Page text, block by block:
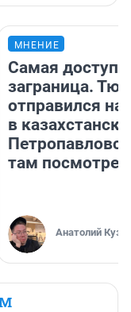
МНЕНИЕ
Самая
заграница.
отправился
в
там
Анатолий